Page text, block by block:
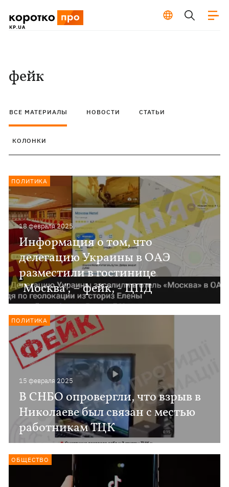
фейк
ВСЕ МАТЕРИАЛЫ НОВОСТИ СТАТЬИ
КОЛОНКИ
18 февраля 2025
Информация о том, что
делегацию Украины в ОАЭ
разместили в гостинице
"Москва", – фейк, - ЦПД
ПОЛИТИКА
15 февраля 2025
В СНБО опровергли, что взрыв в
Николаеве был связан с местью
работникам ТЦК
ПОЛИТИКА
ОБЩЕСТВО